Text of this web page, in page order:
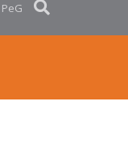
PeG